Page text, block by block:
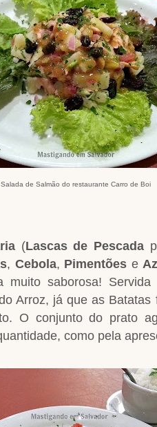
Salada de Salmão do restaurante Carro de Boi
(Lascas de Pescada
, Cebola, Pimentões e
muito saborosa!
Arroz, já que as Batatas
O conjunto do prato
como pela